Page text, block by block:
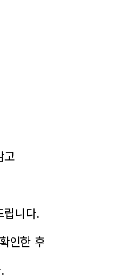
고
립니다.
인한 후